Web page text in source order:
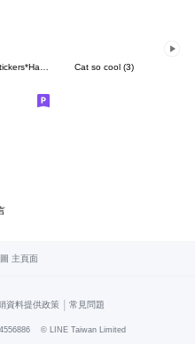
in the forest stickers*Have a nice day Cat so cool (3)
主頁面
資料提供政策 | 常見問題
© LINE Taiwan Limited